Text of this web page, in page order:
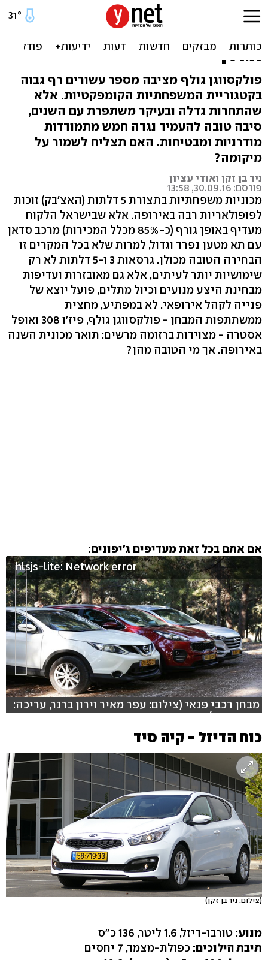
מבחן השוואתי למשפחתיות
קומפקטיות - חמש מתחרות
וגולף
פולקסווגן גולף מציבה מספר עשורים רף גבוה
בקטגוריית המשפחתיות הקומפקטיות. אלא
שהתחרות גדלה ובעיקר משתפרת עם השנים,
סיבה טובה להעמיד נגדה חמש מתמודדות
מודרניות ומבטיחות. האם תצליח לשמור על
מיקומה?
ניר בן זקן ואודי עציון
פורסם: 30.09.16, 13:58
מכוניות משפחתיות בתצורת 5 דלתות (האצ'בק) זוכות
לפופולאריות רבה באירופה. אלא שבישראל הלקוח
מעדיף באופן גורף (כ-85% מכלל המכירות) מרכב סדאן
עם תא מטען נפרד וגדול, למרות שלא בכל המקרים זו
הבחירה הטובה מכולן. גרסאות 3 ו-5 דלתות לא רק
שימושיות יותר לעיתים, אלא גם מאובזרות ועדיפות
מבחינת היצע מנועים וכיול מתלים, פועל יוצא של
פנייה לקהל אירופאי. לא במפתיע, מחצית
ממשתתפות המבחן - פולקסווגן גולף, פיז'ו 308 ואופל
אסטרה - מצוידות ברזומה מרשים: תואר מכונית השנה
באירופה. אך מי הטובה מהן?
אם אתם בכל זאת מעדיפים ג'יפונים:
hlsjs-lite: Network error
מבחן רכבי פנאי (צילום: עפר מאיר וירון ברנר, עריכה:
אסף קוזין)
כוח הדיזל - קיה סיד
(צילום: ניר בן זקן)
מנוע: טורבו-דיזל, 1.6 ליטר, 136 כ"ס
תיבת הילוכים: כפולת-מצמד, 7 יחסים